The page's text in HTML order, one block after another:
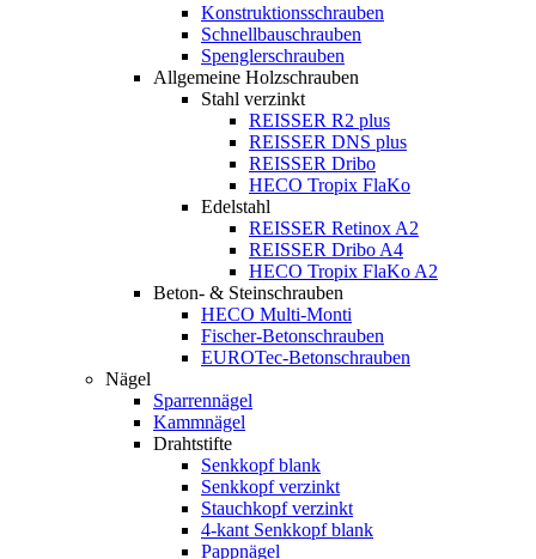
Konstruktionsschrauben
Schnellbauschrauben
Spenglerschrauben
Allgemeine Holzschrauben
Stahl verzinkt
REISSER R2 plus
REISSER DNS plus
REISSER Dribo
HECO Tropix FlaKo
Edelstahl
REISSER Retinox A2
REISSER Dribo A4
HECO Tropix FlaKo A2
Beton- & Steinschrauben
HECO Multi-Monti
Fischer-Betonschrauben
EUROTec-Betonschrauben
Nägel
Sparrennägel
Kammnägel
Drahtstifte
Senkkopf blank
Senkkopf verzinkt
Stauchkopf verzinkt
4-kant Senkkopf blank
Pappnägel